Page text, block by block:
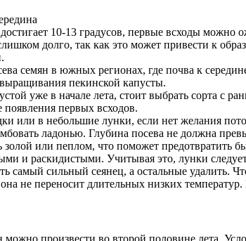
10-13 градусов, первые всходы
долго, так как это может привести к
семян в южных регионах, где почва к
выращивания пекинской капусты.
уже в начале лета, стоит выбрать сорта
появления первых всходов.
или в небольшие лунки, если нет желания
ладонью. Глубина посева не должна
или пеплом, что поможет предотвратить
и раскидистыми. Учитывая это, лунки
самый сильный сеянец, а остальные удалить.
не переносит длительных низких
произвести во второй половине лета.